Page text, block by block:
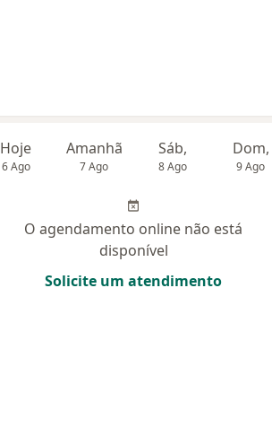
Hoje
6 Ago
Amanhã
7 Ago
Sáb,
8 Ago
Dom,
9 Ago
O agendamento online não está
disponível
Solicite um atendimento